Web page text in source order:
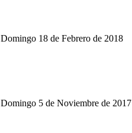
Domingo 18 de Febrero de 2018
Domingo 5 de Noviembre de 2017